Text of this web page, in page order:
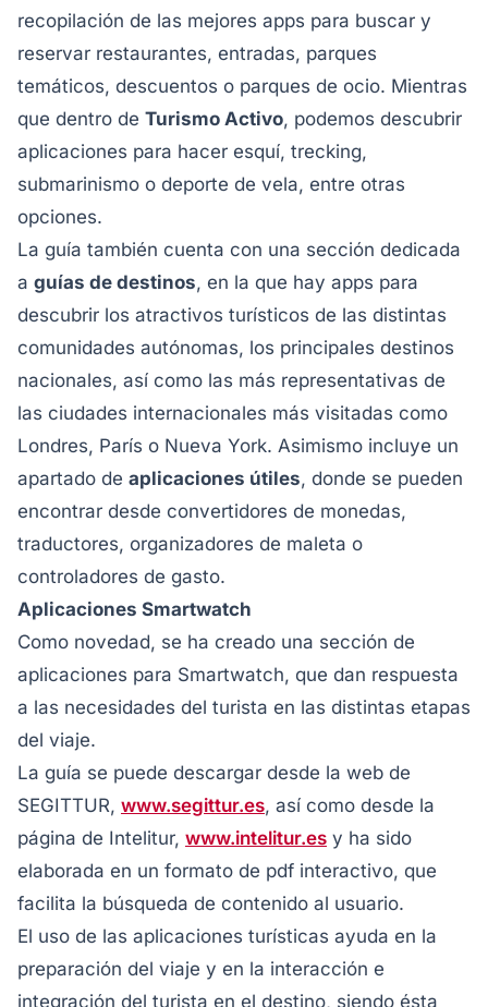
recopilación de las mejores apps para buscar y
reservar restaurantes, entradas, parques
temáticos, descuentos o parques de ocio. Mientras
que dentro de Turismo Activo, podemos descubrir
aplicaciones para hacer esquí, trecking,
submarinismo o deporte de vela, entre otras
opciones.
La guía también cuenta con una sección dedicada
a guías de destinos, en la que hay apps para
descubrir los atractivos turísticos de las distintas
comunidades autónomas, los principales destinos
nacionales, así como las más representativas de
las ciudades internacionales más visitadas como
Londres, París o Nueva York. Asimismo incluye un
apartado de aplicaciones útiles, donde se pueden
encontrar desde convertidores de monedas,
traductores, organizadores de maleta o
controladores de gasto.
Aplicaciones Smartwatch
Como novedad, se ha creado una sección de
aplicaciones para Smartwatch, que dan respuesta
a las necesidades del turista en las distintas etapas
del viaje.
La guía se puede descargar desde la web de
SEGITTUR, www.segittur.es, así como desde la
página de Intelitur, www.intelitur.es y ha sido
elaborada en un formato de pdf interactivo, que
facilita la búsqueda de contenido al usuario.
El uso de las aplicaciones turísticas ayuda en la
preparación del viaje y en la interacción e
integración del turista en el destino, siendo ésta